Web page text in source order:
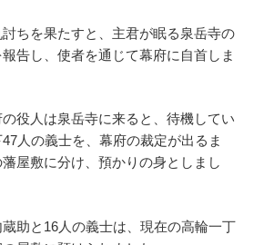
ちを果たすと、主君が眠る泉岳寺の
告し、使者を通じて幕府に自首しま
役人は泉岳寺に来ると、待機してい
人の義士を、幕府の裁定が出るま
屋敷に分け、預かりの身としまし
助と16人の義士は、現在の高輪一丁